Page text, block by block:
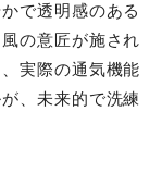
で透明感のある
の意匠が施され
実際の通気機能
、未来的で洗練